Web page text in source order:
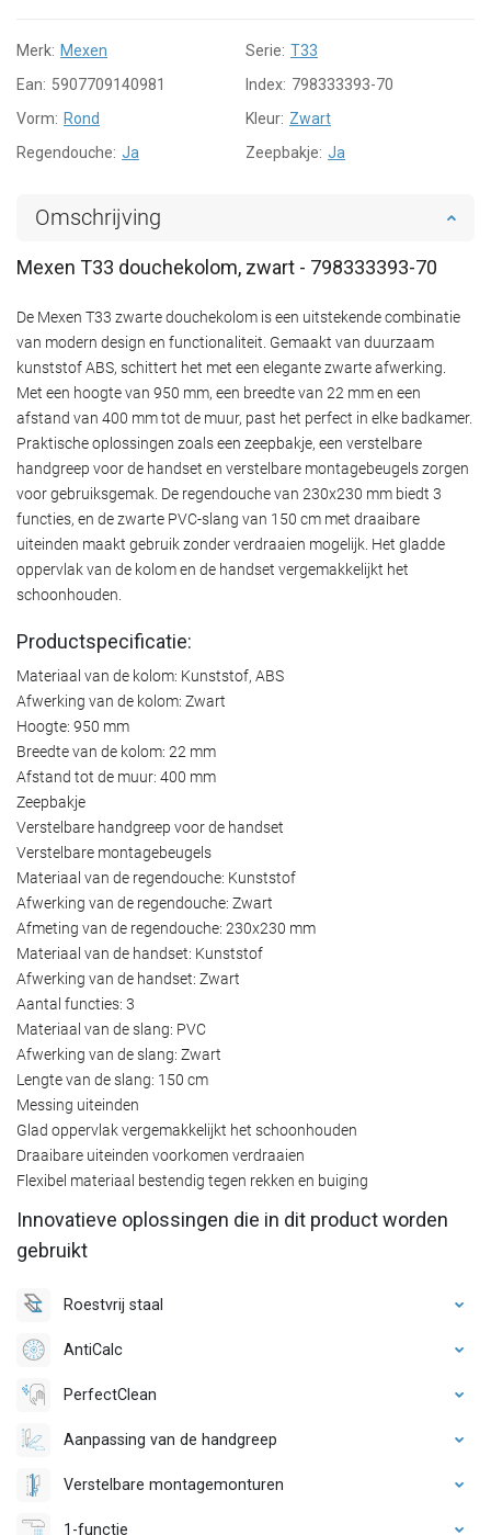
Merk: Mexen Serie: T33
Ean: 5907709140981 Index: 798333393-70
Vorm: Rond Kleur: Zwart
Regendouche: Ja Zeepbakje: Ja
Omschrijving
Mexen T33 douchekolom, zwart - 798333393-70
De Mexen T33 zwarte douchekolom is een uitstekende combinatie
van modern design en functionaliteit. Gemaakt van duurzaam
kunststof ABS, schittert het met een elegante zwarte afwerking.
Met een hoogte van 950 mm, een breedte van 22 mm en een
afstand van 400 mm tot de muur, past het perfect in elke badkamer.
Praktische oplossingen zoals een zeepbakje, een verstelbare
handgreep voor de handset en verstelbare montagebeugels zorgen
voor gebruiksgemak. De regendouche van 230x230 mm biedt 3
functies, en de zwarte PVC-slang van 150 cm met draaibare
uiteinden maakt gebruik zonder verdraaien mogelijk. Het gladde
oppervlak van de kolom en de handset vergemakkelijkt het
schoonhouden.
Productspecificatie:
Materiaal van de kolom: Kunststof, ABS
Afwerking van de kolom: Zwart
Hoogte: 950 mm
Breedte van de kolom: 22 mm
Afstand tot de muur: 400 mm
Zeepbakje
Verstelbare handgreep voor de handset
Verstelbare montagebeugels
Materiaal van de regendouche: Kunststof
Afwerking van de regendouche: Zwart
Afmeting van de regendouche: 230x230 mm
Materiaal van de handset: Kunststof
Afwerking van de handset: Zwart
Aantal functies: 3
Materiaal van de slang: PVC
Afwerking van de slang: Zwart
Lengte van de slang: 150 cm
Messing uiteinden
Glad oppervlak vergemakkelijkt het schoonhouden
Draaibare uiteinden voorkomen verdraaien
Flexibel materiaal bestendig tegen rekken en buiging
Innovatieve oplossingen die in dit product worden
gebruikt
Roestvrij staal
AntiCalc
PerfectClean
Aanpassing van de handgreep
Verstelbare montagemonturen
1-functie